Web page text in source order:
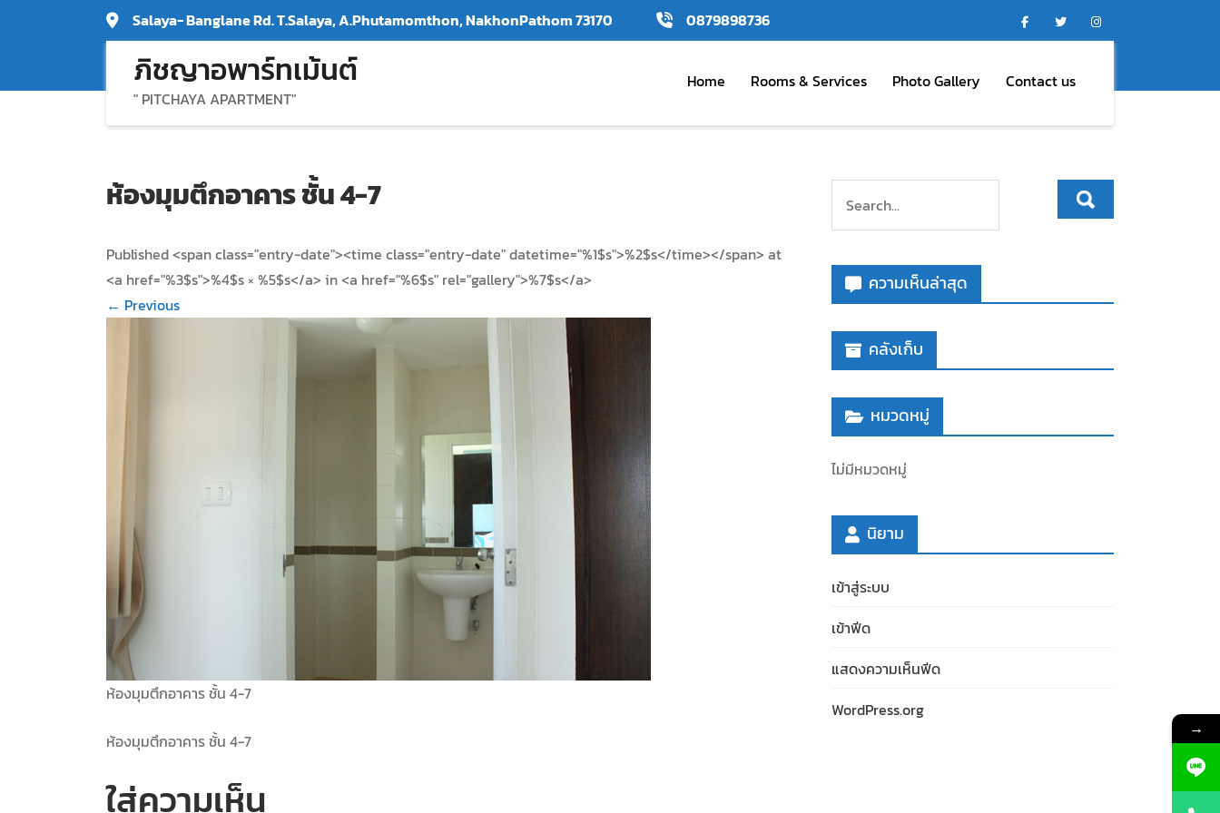
Salaya- Banglane Rd. T.Salaya, A.Phutamomthon, NakhonPathom 73170 0879898736
ภิชญาอพาร์ทเม้นต์
" PITCHAYA APARTMENT"
Home Rooms & Services Photo Gallery Contact us
ห้องมุมตึกอาคาร ชั้น 4-7
Published <span class="entry-date"><time class="entry-date" datetime="%1$s">%2$s</time></span> at
<a href="%3$s">%4$s × %5$s</a> in <a href="%6$s" rel="gallery">%7$s</a>
← Previous
ห้องมุมตึกอาคาร ชั้น 4-7
ห้องมุมตึกอาคาร ชั้น 4-7
ใส่ความเห็น
ความเห็นล่าสุด
คลังเก็บ
หมวดหมู่
ไม่มีหมวดหมู่
นิยาม
เข้าสู่ระบบ
เข้าฟีด
แสดงความเห็นฟีด
WordPress.org
→